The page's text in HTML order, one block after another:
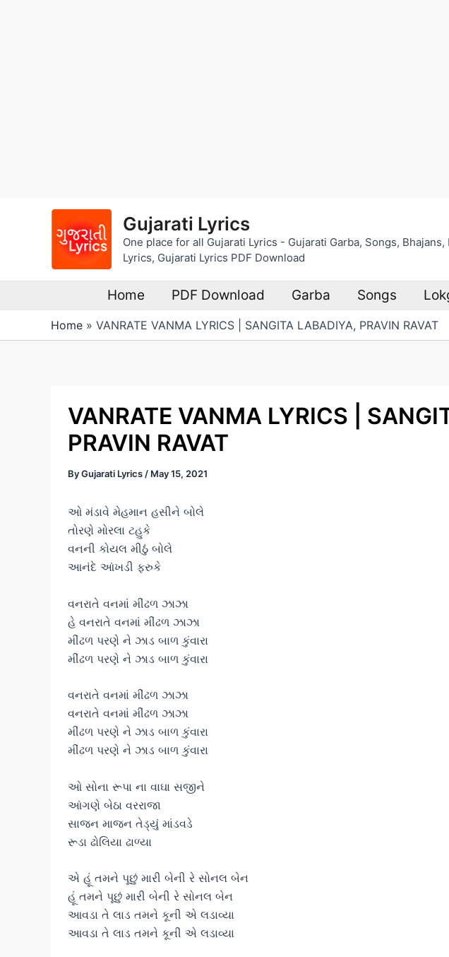
Gujarati Lyrics
One place for all Gujarati Lyrics - Gujarati Garba, Songs,
Lyrics, Gujarati Lyrics PDF Download
Home PDF Download Garba Songs
Home » VANRATE VANMA LYRICS | SANGITA LABADIYA, PRAVIN RAVAT
VANRATE VANMA LYRICS |
PRAVIN RAVAT
ByGujarati Lyrics / May 15, 2021
ઓ મંડાવે મેહમાન હસીને બોલે
તોરણે મોરલા ટહુકે
વનની કોયલ મીઠું બોલે
આનંદે આંખડી ફરુકે
વનરાતે વનમાં મીંઢળ ઝાઝા
હે વનરાતે વનમાં મીંઢળ ઝાઝા
મીંઢળ પરણે ને ઝાડ બાળ કુંવારા
મીંઢળ પરણે ને ઝાડ બાળ કુંવારા
વનરાતે વનમાં મીંઢળ ઝાઝા
વનરાતે વનમાં મીંઢળ ઝાઝા
મીંઢળ પરણે ને ઝાડ બાળ કુંવારા
મીંઢળ પરણે ને ઝાડ બાળ કુંવારા
ઓ સોના રૂપા ના વાઘા સજીને
આંગણે બેઠા વરરાજા
સાજન માજન તેડ્યું માંડવડે
રૂડા ઢોલિયા ઢાળ્યા
એ હૂં તમને પૂછું મારી બેની રે સોનલ બેન
હૂં તમને પૂછું મારી બેની રે સોનલ બેન
આવડા તે લાડ તમને કૂની એ લડાવ્યા
આવડા તે લાડ તમને કૂની એ લડાવ્યા